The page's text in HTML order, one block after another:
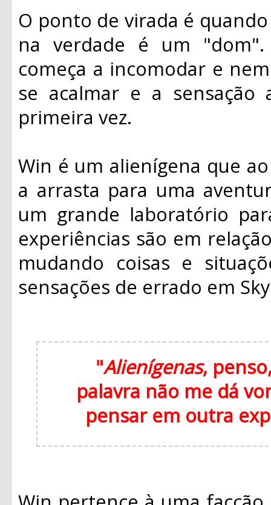
O ponto de virada é
na verdade é um "dom".
começa a incomodar e
se acalmar e a sensação
primeira vez.
Win é um alienígena que
a arrasta para uma
um grande laboratório
experiências são em
mudando coisas e
sensações de errado em
"Alienígenas,
palavra não me dá
pensar em outra